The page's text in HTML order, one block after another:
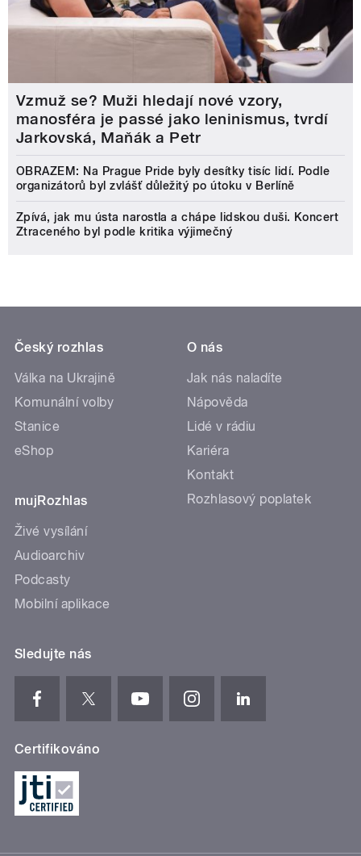
Vzmuž se? Muži hledají nové vzory,
manosféra je passé jako leninismus, tvrdí
Jarkovská, Maňák a Petr
OBRAZEM: Na Prague Pride byly desítky tisíc lidí. Podle
organizátorů byl zvlášť důležitý po útoku v Berlíně
Zpívá, jak mu ústa narostla a chápe lidskou duši. Koncert
Ztraceného byl podle kritika výjimečný
Český rozhlas
Válka na Ukrajině
Komunální volby
Stanice
eShop
mujRozhlas
Živé vysílání
Audioarchiv
Podcasty
Mobilní aplikace
O nás
Jak nás naladíte
Nápověda
Lidé v rádiu
Kariéra
Kontakt
Rozhlasový poplatek
Sledujte nás
Certifikováno